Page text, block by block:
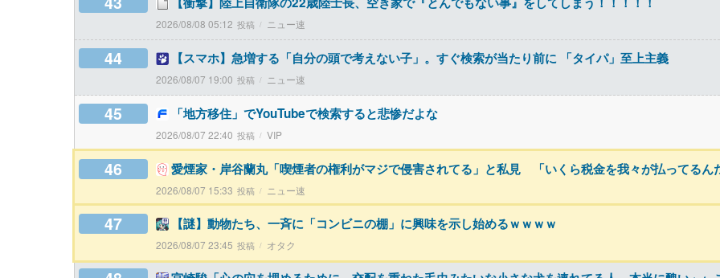
2026/08/08 05:12 ニュー速
44 【スマホ】急増する「自分の頭で考えない子」。すぐ検索が当たり前に 「タイパ」至上主義
2026/08/07 19:00 ニュー速
45 「地方移住」でYouTubeで検索すると悲惨だよな
2026/08/07 22:40 VIP
46 愛煙家・岸谷蘭丸「喫煙者の権利がマジで侵害されてる」と私見 「いくら税金を我々が払ってるん
2026/08/07 15:33 ニュー速
47 【謎】動物たち、一斉に「コンビニの棚」に興味を示し始めるｗｗｗｗ
2026/08/07 23:45 オタク